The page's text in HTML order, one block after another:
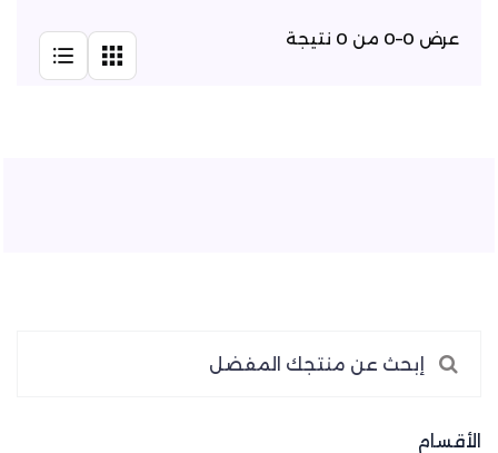
الأقسام
عرض 0–0 من 0 نتيجة